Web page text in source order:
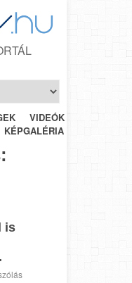
VIDEÓK
HÉTRŐL-
KÉPGALÉRIA
is